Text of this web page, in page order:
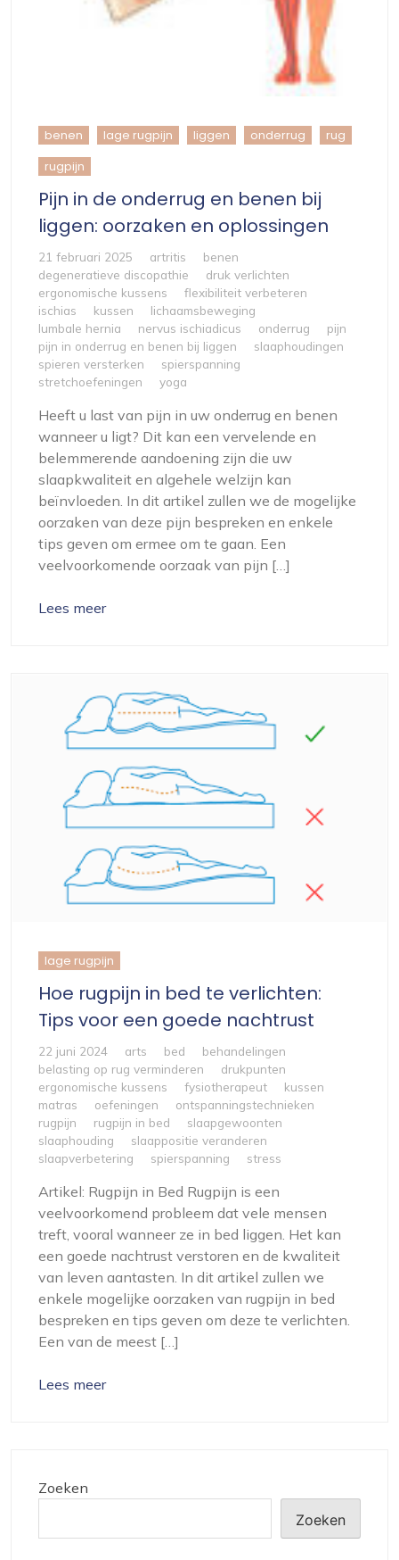
benen lage rugpijn liggen onderrug rug
rugpijn
Pijn in de onderrug en benen bij
liggen: oorzaken en oplossingen
21 februari 2025 artritis
benen
degeneratieve discopathie
druk verlichten
ergonomische kussens
flexibiliteit verbeteren
ischias
kussen
lichaamsbeweging
lumbale hernia
nervus ischiadicus onderrug
pijn
pijn in onderrug en benen bij liggen
slaaphoudingen
spieren versterken
spierspanning
stretchoefeningen
yoga
Heeft u last van pijn in uw onderrug en benen
wanneer u ligt? Dit kan een vervelende en
belemmerende aandoening zijn die uw
slaapkwaliteit en algehele welzijn kan
beïnvloeden. In dit artikel zullen we de mogelijke
oorzaken van deze pijn bespreken en enkele
tips geven om ermee om te gaan. Een
veelvoorkomende oorzaak van pijn […]
Lees meer
lage rugpijn
Hoe rugpijn in bed te verlichten:
Tips voor een goede nachtrust
22 juni 2024 arts bed
behandelingen
belasting op rug verminderen
drukpunten
ergonomische kussens
fysiotherapeut
kussen
matras
oefeningen
ontspanningstechnieken
rugpijn
rugpijn in bed
slaapgewoonten
slaaphouding
slaappositie veranderen
slaapverbetering
spierspanning stress
Artikel: Rugpijn in Bed Rugpijn is een
veelvoorkomend probleem dat vele mensen
treft, vooral wanneer ze in bed liggen. Het kan
een goede nachtrust verstoren en de kwaliteit
van leven aantasten. In dit artikel zullen we
enkele mogelijke oorzaken van rugpijn in bed
bespreken en tips geven om deze te verlichten.
Een van de meest […]
Lees meer
Zoeken
Zoeken